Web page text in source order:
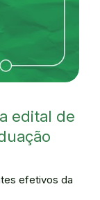
edital de
efetivos da